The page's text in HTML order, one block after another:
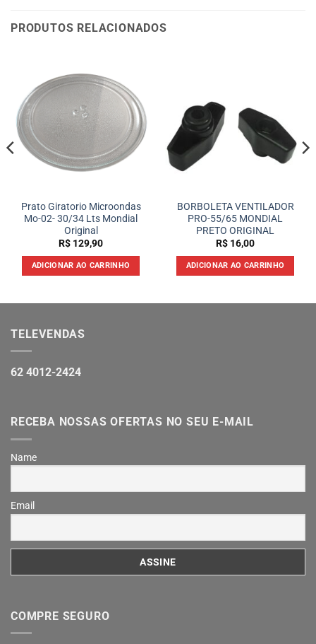
PRODUTOS RELACIONADOS
Prato Giratorio Microondas
Mo-02- 30/34 Lts Mondial
Original
R$ 129,90
ADICIONAR AO CARRINHO
BORBOLETA VENTILADOR
PRO-55/65 MONDIAL
PRETO ORIGINAL
R$ 16,00
ADICIONAR AO CARRINHO
TELEVENDAS
62 4012-2424
RECEBA NOSSAS OFERTAS NO SEU E-MAIL
Name
Email
COMPRE SEGURO